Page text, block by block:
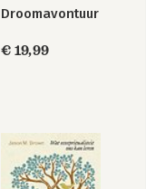
Droomavontuur
€ 19,99